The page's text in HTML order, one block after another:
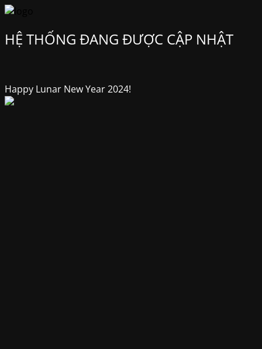
HỆ THỐNG ĐANG ĐƯỢC CẬP NHẬT
Happy Lunar New Year 2024!